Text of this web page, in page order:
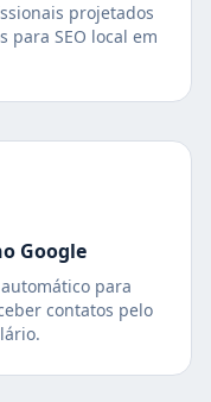
projetados
para SEO local em
Google
para
contatos pelo